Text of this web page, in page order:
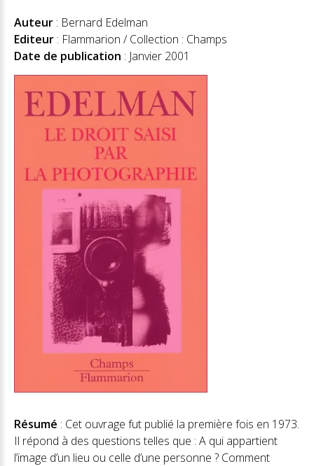
Auteur : Bernard Edelman
Editeur : Flammarion / Collection : Champs
Date de publication : Janvier 2001
Résumé : Cet ouvrage fut publié la première fois en 1973.
Il répond à des questions telles que : A qui appartient
l’image d’un lieu ou celle d’une personne ? Comment